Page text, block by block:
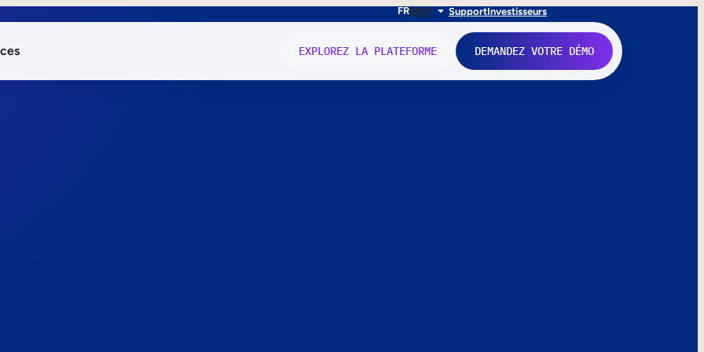
FRENIT SupportInvestisseurs
EXPLOREZ LA PLATEFORME DEMANDEZ VOTRE DÉMO